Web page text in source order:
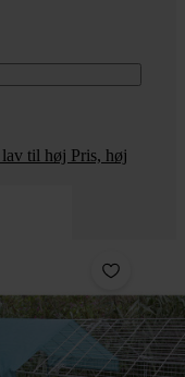
lav til høj Pris, høj